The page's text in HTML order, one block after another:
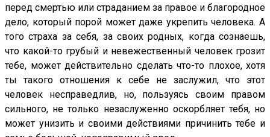
перед смертью или страданием за правое и благородное
дело, который порой может даже укрепить человека. А
того страха за себя, за своих родных, когда сознаешь,
что какой-то грубый и невежественный человек грозит
тебе, может действительно сделать что-то плохое, хотя
ты такого отношения к себе не заслужил, что этот
человек несправедлив, но, пользуясь своим правом
сильного, не только незаслуженно оскорбляет тебя, но
может унизить и своими действиями причинить тебе и